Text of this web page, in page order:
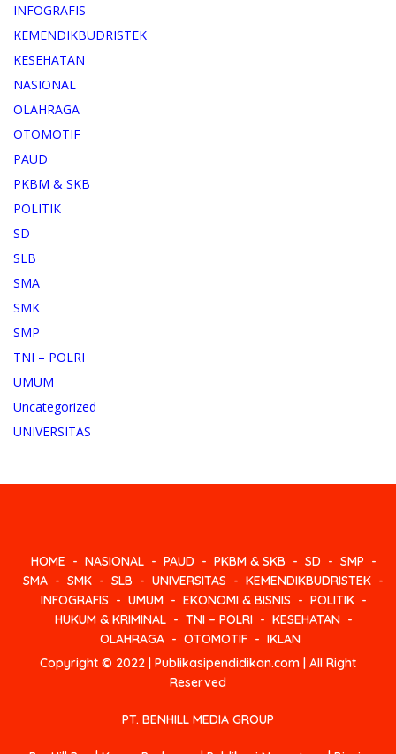
INFOGRAFIS
KEMENDIKBUDRISTEK
KESEHATAN
NASIONAL
OLAHRAGA
OTOMOTIF
PAUD
PKBM & SKB
POLITIK
SD
SLB
SMA
SMK
SMP
TNI – POLRI
UMUM
Uncategorized
UNIVERSITAS
HOME NASIONAL PAUD PKBM & SKB SD
SMP
SMA
SMK SLB UNIVERSITAS
KEMENDIKBUDRISTEK
INFOGRAFIS
UMUM EKONOMI & BISNIS
POLITIK
HUKUM & KRIMINAL
TNI – POLRI
KESEHATAN
OLAHRAGA
OTOMOTIF
IKLAN
Copyright © 2022 | Publikasipendidikan.com | All Right
Reserved
PT. BENHILL MEDIA GROUP